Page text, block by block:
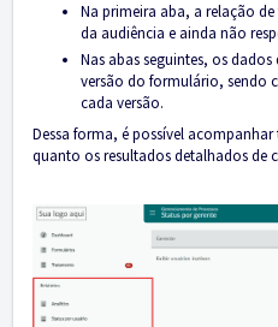
Na primeira aba, a relação
da audiência e ainda não
Nas abas seguintes, os
versão do formulário, sendo
cada versão.
Dessa forma, é possível
quanto os resultados detalhados de